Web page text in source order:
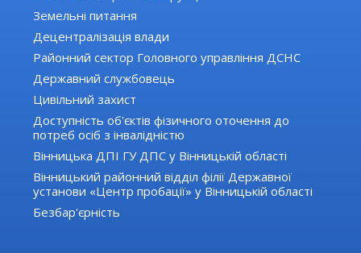
Земельні питання
Децентралізація влади
Районний сектор Головного управління ДСНС
Державний службовець
Цивільний захист
Доступність об'єктів фізичного оточення до
потреб осіб з інвалідністю
Вінницька ДПІ ГУ ДПС у Вінницькій області
Вінницький районний відділ філії Державної
установи «Центр пробації» у Вінницькій області
Безбар'єрність